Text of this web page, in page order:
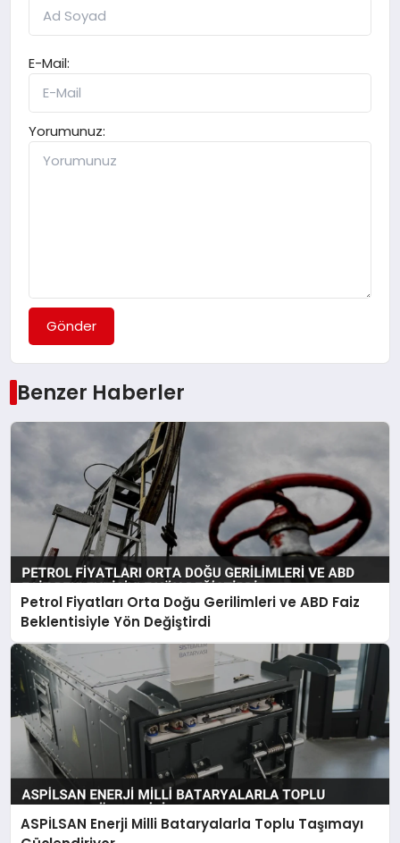
E-Mail:
Yorumunuz:
Gönder
Benzer Haberler
Petrol Fiyatları Orta Doğu Gerilimleri ve ABD Faiz
Beklentisiyle Yön Değiştirdi
ASPİLSAN Enerji Milli Bataryalarla Toplu Taşımayı